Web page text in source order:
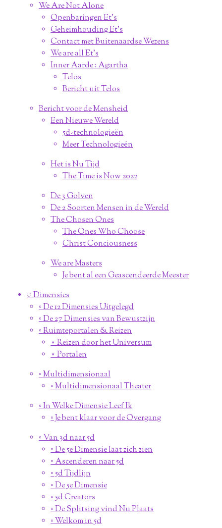
We Are Not Alone
Openbaringen Et's
Geheimhouding Et's
Contact met Buitenaardse Wezens
We are all Et's
Inner Aarde : Agartha
Telos
Bericht uit Telos
Bericht voor de Mensheid
Een Nieuwe Wereld
5d-technologieën
Meer Technologieën
Het is Nu Tijd
The Time is Now 2022
De 3 Golven
De 2 Soorten Mensen in de Wereld
The Chosen Ones
The Ones Who Choose
Christ Conciousness
We are Masters
Je bent al een Geascendeerde Meester
◌ Dimensies
◦ De 12 Dimensies Uitgelegd
◦ De 27 Dimensies van Bewustzijn
◦ Ruimteportalen & Reizen
⋆ Reizen door het Universum
⋆ Portalen
◦ Multidimensionaal
◦ Multidimensionaal Theater
◦ In Welke Dimensie Leef Ik
◦ Je bent klaar voor de Overgang
◦ Van 3d naar 5d
◦ De 5e Dimensie laat zich zien
◦ Ascenderen naar 5d
◦ 5d Tijdlijn
◦ De 5e Dimensie
◦ 5d Creators
◦ De Splitsing vind Nu Plaats
◦ Welkom in 5d